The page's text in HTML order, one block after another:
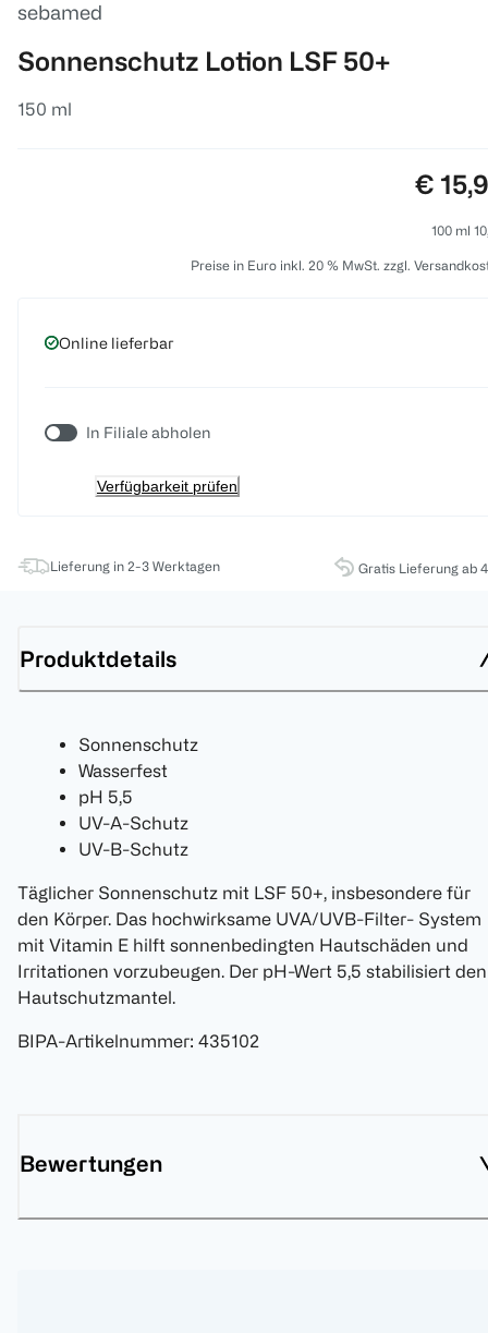
sebamed
Sonnenschutz Lotion LSF 50+
150 ml
Preis:
€
100 ml
Preise in Euro inkl. 20 % MwSt. zzgl.
Online lieferbar
In Filiale abholen
Verfügbarkeit prüfen
Lieferung in 2-3 Werktagen Gratis Lieferung ab
Produktdetails
Sonnenschutz
Wasserfest
pH 5,5
UV-A-Schutz
UV-B-Schutz
Täglicher Sonnenschutz mit LSF 50+, insbesondere für
den Körper. Das hochwirksame UVA/UVB-Filter- System
mit Vitamin E hilft sonnenbedingten Hautschäden und
Irritationen vorzubeugen. Der pH-Wert 5,5 stabilisiert den
Hautschutzmantel.
BIPA-Artikelnummer: 435102
Bewertungen